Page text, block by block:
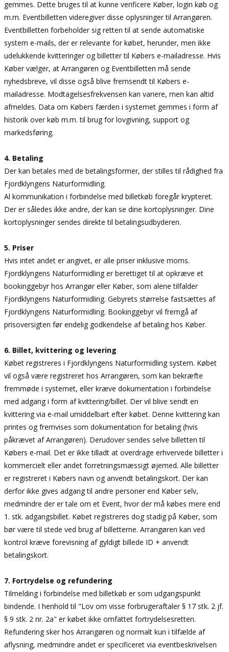
gemmes. Dette bruges til at kunne verificere Køber, login køb og
m.m. Eventbilletten videregiver disse oplysninger til Arrangøren.
Eventbilletten forbeholder sig retten til at sende automatiske
system e-mails, der er relevante for købet, herunder, men ikke
udelukkende kvitteringer og billetter til Købers e-mailadresse. Hvis
Køber vælger, at Arrangøren og Eventbilletten må sende
nyhedsbreve, vil disse også blive fremsendt til Købers e-
mailadresse. Modtagelsesfrekvensen kan variere, men kan altid
afmeldes. Data om Købers færden i systemet gemmes i form af
historik over køb m.m. til brug for lovgivning, support og
markedsføring.
4. Betaling
Der kan betales med de betalingsformer, der stilles til rådighed fra
Fjordklyngens Naturformidling.
Al kommunikation i forbindelse med billetkøb foregår krypteret.
Der er således ikke andre, der kan se dine kortoplysninger. Dine
kortoplysninger sendes direkte til betalingsudbyderen.
5. Priser
Hvis intet andet er angivet, er alle priser inklusive moms.
Fjordklyngens Naturformidling er berettiget til at opkræve et
bookinggebyr hos Arrangør eller Køber, som alene tilfalder
Fjordklyngens Naturformidling. Gebyrets størrelse fastsættes af
Fjordklyngens Naturformidling. Bookinggebyr vil fremgå af
prisoversigten før endelig godkendelse af betaling hos Køber.
6. Billet, kvittering og levering
Købet registreres i Fjordklyngens Naturformidling system. Købet
vil også være registreret hos Arrangøren, som kan bekræfte
fremmøde i systemet, eller kræve dokumentation i forbindelse
med adgang i form af kvittering/billet. Der vil blive sendt en
kvittering via e-mail umiddelbart efter købet. Denne kvittering kan
printes og fremvises som dokumentation for betaling (hvis
påkrævet af Arrangøren). Derudover sendes selve billetten til
Købers e-mail. Det er ikke tilladt at overdrage erhvervede billetter i
kommercielt eller andet forretningsmæssigt øjemed. Alle billetter
er registreret i Købers navn og anvendt betalingskort. Der kan
derfor ikke gives adgang til andre personer end Køber selv,
medmindre der er tale om et Event, hvor der må købes mere end
1. stk. adgangsbillet. Købet registreres dog stadig på Køber, som
bør være til stede ved brug af billetterne. Arrangøren kan ved
kontrol kræve forevisning af gyldigt billede ID + anvendt
betalingskort.
7. Fortrydelse og refundering
Tilmelding i forbindelse med billetkøb er som udgangspunkt
bindende. I henhold til "Lov om visse forbrugeraftaler § 17 stk. 2 jf.
§ 9 stk. 2 nr. 2a" er købet ikke omfattet fortrydelsesretten.
Refundering sker hos Arrangøren og normalt kun i tilfælde af
aflysning, medmindre andet er specificeret via eventbeskrivelsen